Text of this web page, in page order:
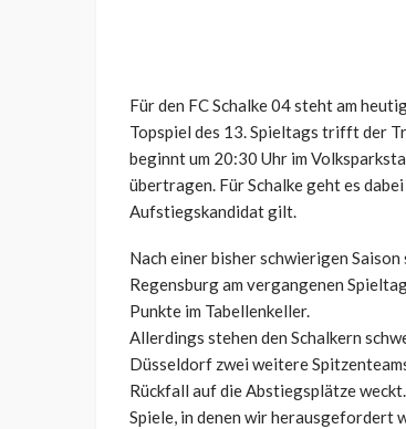
Für den FC Schalke 04 steht am
Topspiel des 13. Spieltags trifft der
beginnt um 20:30 Uhr im
übertragen. Für Schalke geht es
Aufstiegskandidat gilt.
Nach einer bisher schwierigen
Regensburg am vergangenen
Punkte im Tabellenkeller.
Allerdings stehen den Schalkern
Düsseldorf zwei weitere
Rückfall auf die Abstiegsplätze
Spiele, in denen wir herausgefordert